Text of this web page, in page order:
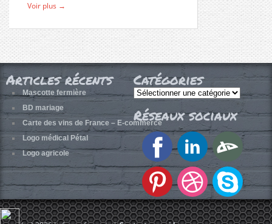
Voir plus →
Articles récents
Mascotte fermière
BD mariage
Carte des vins de France – E-commerce
Logo médical Pétal
Logo agricole
Catégories
Catégories
Réseaux sociaux